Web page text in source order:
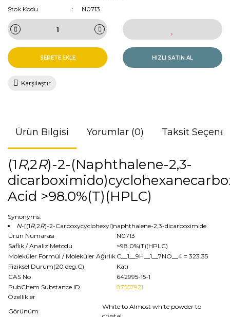
Stok Kodu
N0713
SEPETE EKLE HIZLI SATIN AL
Karşılaştır
Ürün Bilgisi Yorumlar (0) Taksit
(1R,2R)-2-(Naphthalene-2,3-
Acid >98.0%(T)(HPLC)
Synonyms:
N-[(1R,2R)-2-Carboxycyclohexyl]naphthalene-2,3-dicarboximide
Ürün Numarası
N0713
Saflık / Analiz Metodu
>98.0%(T)(HPLC)
Moleküler Formül / Moleküler Ağırlık C__1__9H__1__7NO__4 = 323.35
Fiziksel Durum(20 deg.C)
Katı
CAS No
642995-15-1
PubChem Substance ID
87557921
Özellikler
Görünüm
White to Almost white powder to